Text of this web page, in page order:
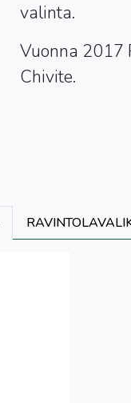
valinta.
Vuonna 2017
Chivite.